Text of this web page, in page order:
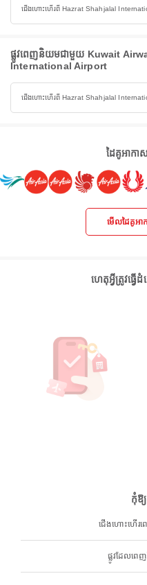
ជើងហោះហើរពី Hazrat Shahjalal
ផ្លូវពេញនិយមជាមួយ Kuwait
International Airport
ជើងហោះហើរពី Hazrat Shahjalal
ដៃគូអាក
មើលដៃគូអ
ហេតុអ្វីត្រូវធ្វ
កុំឱ្
ជើងហោះហើរ
ផ្លូវដែលពេ